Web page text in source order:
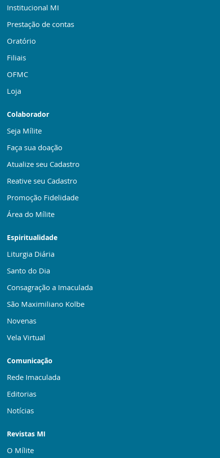
Institucional MI
Prestação de contas
Oratório
Filiais
OFMC
Loja
Colaborador
Seja Mílite
Faça sua doação
Atualize seu Cadastro
Reative seu Cadastro
Promoção Fidelidade
Área do Mílite
Espiritualidade
Liturgia Diária
Santo do Dia
Consagração a Imaculada
São Maximiliano Kolbe
Novenas
Vela Virtual
Comunicação
Rede Imaculada
Editorias
Notícias
Revistas MI
O Mílite